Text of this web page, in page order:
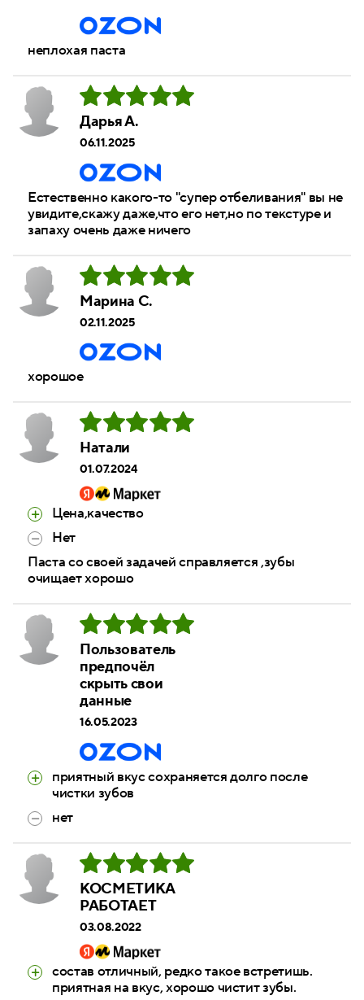
неплохая паста
Дарья А.
06.11.2025
Естественно какого-то "супер отбеливания" вы не
увидите,скажу даже,что его нет,но по текстуре и
запаху очень даже ничего
Марина С.
02.11.2025
хорошое
Натали
01.07.2024
Цена,качество
Нет
Паста со своей задачей справляется ,зубы
очищает хорошо
Пользователь
предпочёл
скрыть свои
данные
16.05.2023
приятный вкус сохраняется долго после
чистки зубов
нет
КОСМЕТИКА
РАБОТАЕТ
03.08.2022
состав отличный, редко такое встретишь.
приятная на вкус, хорошо чистит зубы.